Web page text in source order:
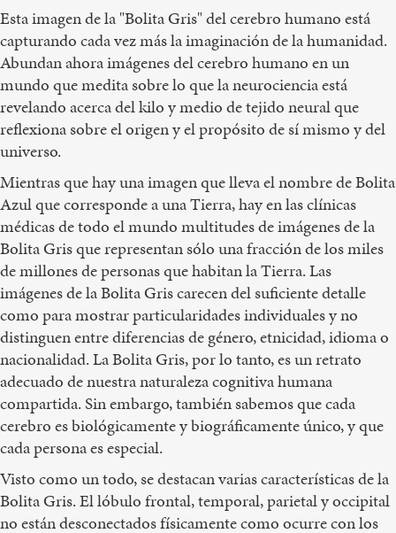
Esta imagen de la "Bolita Gris" del cerebro humano está
capturando cada vez más la imaginación de la humanidad.
Abundan ahora imágenes del cerebro humano en un
mundo que medita sobre lo que la neurociencia está
revelando acerca del kilo y medio de tejido neural que
reflexiona sobre el origen y el propósito de sí mismo y del
universo.
Mientras que hay una imagen que lleva el nombre de Bolita
Azul que corresponde a una Tierra, hay en las clínicas
médicas de todo el mundo multitudes de imágenes de la
Bolita Gris que representan sólo una fracción de los miles
de millones de personas que habitan la Tierra. Las
imágenes de la Bolita Gris carecen del suficiente detalle
como para mostrar particularidades individuales y no
distinguen entre diferencias de género, etnicidad, idioma o
nacionalidad. La Bolita Gris, por lo tanto, es un retrato
adecuado de nuestra naturaleza cognitiva humana
compartida. Sin embargo, también sabemos que cada
cerebro es biológicamente y biográficamente único, y que
cada persona es especial.
Visto como un todo, se destacan varias características de la
Bolita Gris. El lóbulo frontal, temporal, parietal y occipital
no están desconectados físicamente como ocurre con los